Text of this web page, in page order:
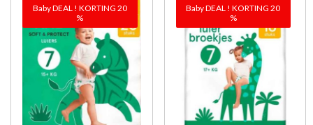
Baby DEAL ! KORTING 20
%
Baby DEAL ! KORTING 20
%